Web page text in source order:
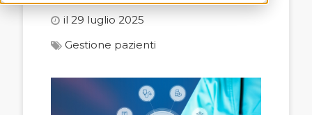
il 29 luglio 2025
Gestione pazienti